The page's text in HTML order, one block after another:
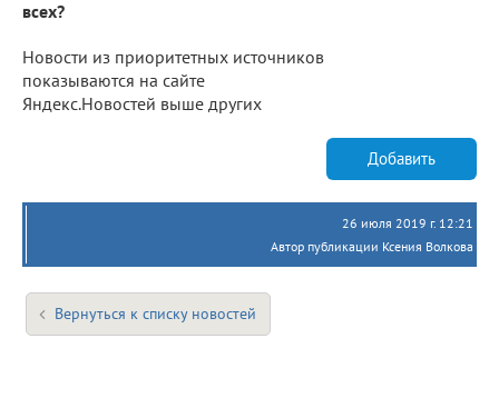
всех?
Новости из приоритетных источников
показываются на сайте
Яндекс.Новостей выше других
Добавить
26 июля 2019 г. 12:21
Автор публикации Ксения Волкова
Вернуться к списку новостей